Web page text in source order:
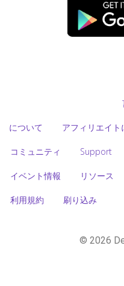
について アフィリエイト
コミュニティ Support
イベント情報 リソース
利用規約 刷り込み
© 2026